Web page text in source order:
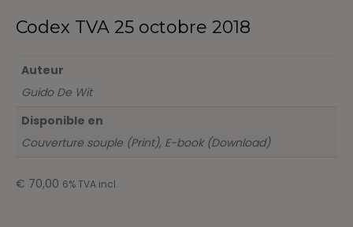
Codex TVA 25 octobre 2018
Auteur
Guido De Wit
Disponible en
Couverture souple (Print), E-book (Download)
€ 70,00 6% TVA incl.